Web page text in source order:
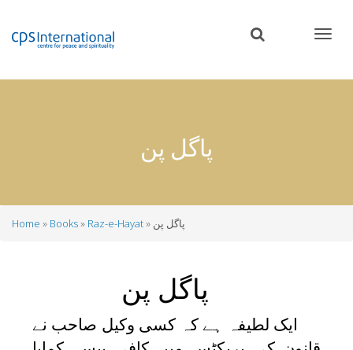
content
پاگل پن
Home Books Raz-e-Hayat پاگل پن
پاگل پن
ایک لطیفہ ہے کہ کسی وکیل صاحب نے